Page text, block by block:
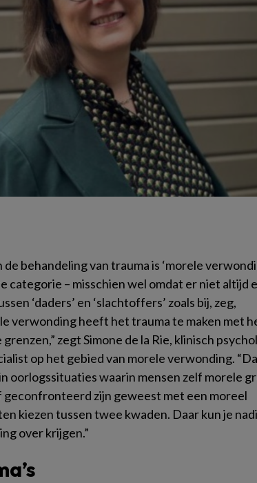
behandeling van trauma is ‘morele
categorie – misschien wel omdat er niet altijd
‘daders’ en ‘slachtoffers’ zoals bij, zeg,
verwonding heeft het trauma te maken met
zegt Simone de la Rie, klinisch
op het gebied van morele verwonding.
oorlogssituaties waarin mensen zelf morele
zijn geweest met een moreel
kiezen tussen twee kwaden. Daar kun je
over krijgen.”